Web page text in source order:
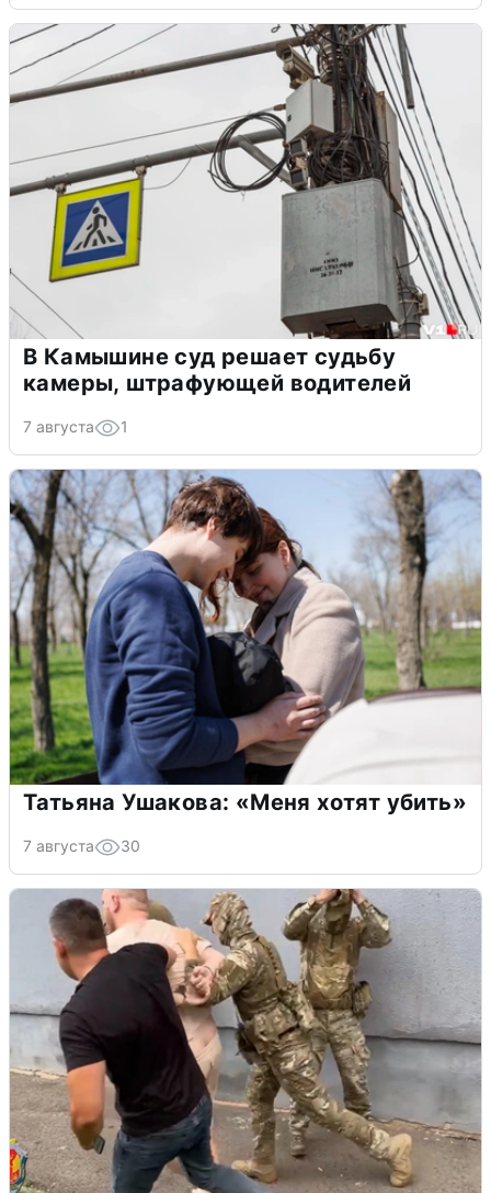
В Камышине суд решает судьбу
камеры, штрафующей водителей
7 августа 1
Татьяна Ушакова: «Меня хотят убить»
7 августа 30